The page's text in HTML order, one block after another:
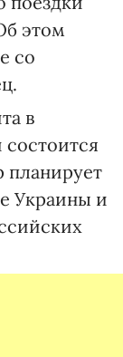
этом
со
в
планирует
Украины и